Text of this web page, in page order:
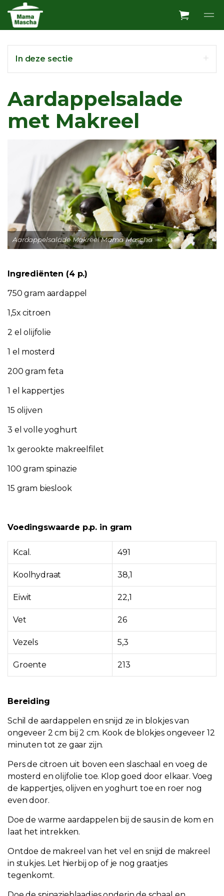
Overslaan en ga direct naar de inhoud
In deze sectie
Aardappelsalade
met Makreel
Aardappelsalade Makreel Mama Mascha
Ingrediënten (4 p.)
750 gram aardappel
1,5x citroen
2 el olijfolie
1 el mosterd
200 gram feta
1 el kappertjes
15 olijven
3 el volle yoghurt
1x gerookte makreelfilet
100 gram spinazie
15 gram bieslook
Voedingswaarde p.p. in gram
Kcal. 491
Koolhydraat 38,1
Eiwit 22,1
Vet 26
Vezels 5,3
Groente 213
Bereiding
Schil de aardappelen en snijd ze in blokjes van
ongeveer 2 cm bij 2 cm. Kook de blokjes ongeveer 12
minuten tot ze gaar zijn.
Pers de citroen uit boven een slaschaal en voeg de
mosterd en olijfolie toe. Klop goed door elkaar. Voeg
de kappertjes, olijven en yoghurt toe en roer nog
even door.
Doe de warme aardappelen bij de saus in de kom en
laat het intrekken.
Ontdoe de makreel van het vel en snijd de makreel
in stukjes. Let hierbij op of je nog graatjes
tegenkomt.